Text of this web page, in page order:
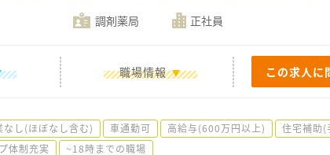
調剤薬局 正社員
職場情報 この求人に
なし(ほぼなし含む) 車通勤可 高給与(600万円以上) 住宅補助(
体制充実 ~18時までの職場